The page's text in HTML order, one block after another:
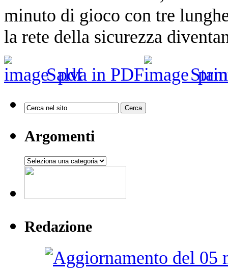
minuto di gioco con tre
la rete della sicurezza
Salva in PDF
Argomenti
Argomenti
Redazione